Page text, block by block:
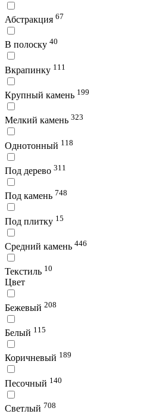
Абстракция 67
В полоску 40
Вкрапинку 111
Крупный камень 199
Мелкий камень 323
Однотонный 118
Под дерево 311
Под камень 748
Под плитку 15
Средний камень 446
Текстиль 10
Цвет
Бежевый 208
Белый 115
Коричневый 189
Песочный 140
Светлый 708